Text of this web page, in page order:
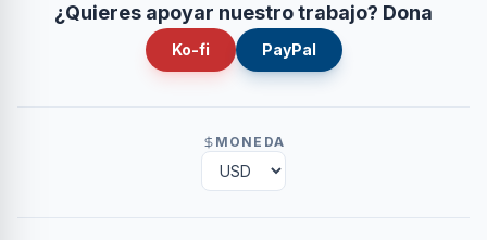
¿Quieres apoyar nuestro trabajo? Dona
Ko-fi PayPal
MONEDA